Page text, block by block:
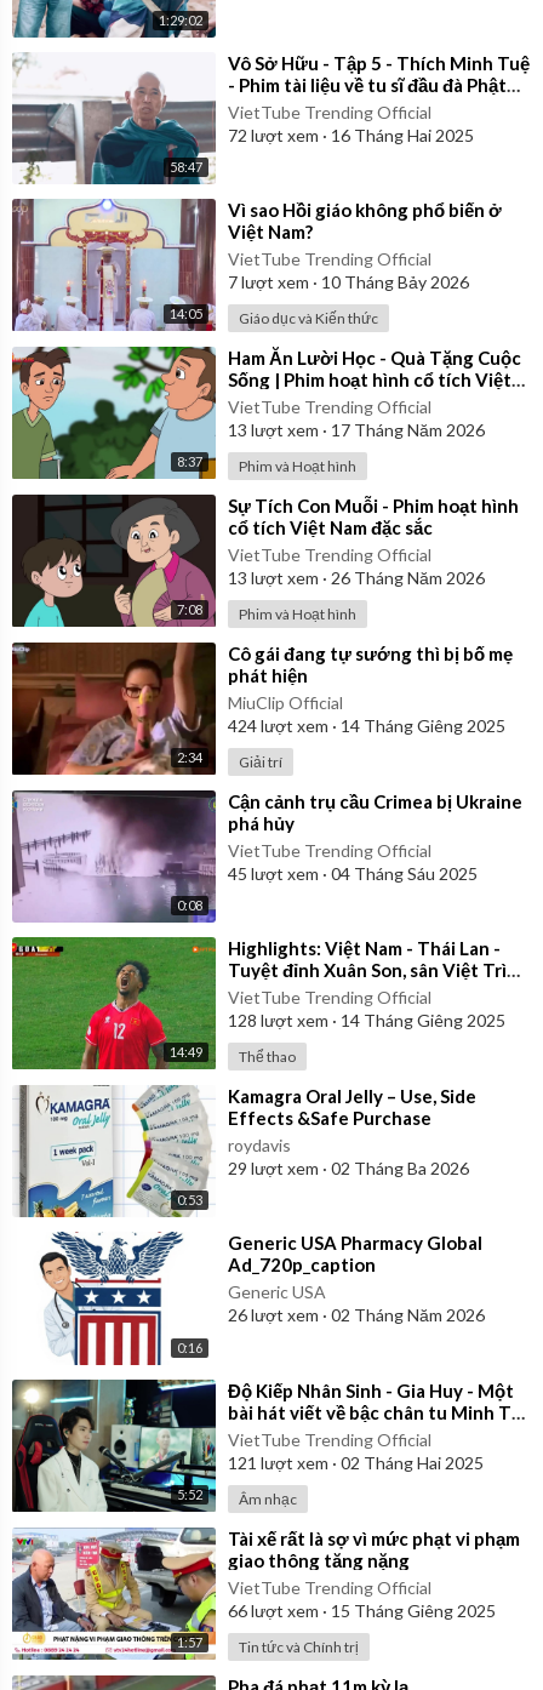
1:29:02
58:47
⁣Vô Sở Hữu - Tập 5 - Thích Minh Tuệ
- Phim tài liệu về tu sĩ đầu đà Phật
giáo Việt Nam
VietTube Trending Official
72 lượt xem · 16 Tháng Hai 2025
14:05
⁣Vì sao Hồi giáo không phổ biến ở
Việt Nam?
VietTube Trending Official
7lượt xem · 10 Tháng Bảy 2026
Giáo dục và Kiến thức
8:37
⁣Ham Ăn Lười Học - Quà Tặng Cuộc
Sống | Phim hoạt hình cổ tích Việt
Nam
VietTube Trending Official
13 lượt xem · 17 Tháng Năm 2026
Phim và Hoạt hình
7:08
⁣Sự Tích Con Muỗi - Phim hoạt hình
cổ tích Việt Nam đặc sắc
VietTube Trending Official
13 lượt xem · 26 Tháng Năm 2026
Phim và Hoạt hình
2:34
⁣Cô gái đang tự sướng thì bị bố mẹ
phát hiện
MiuClip Official
424lượt xem · 14 Tháng Giêng 2025
Giải trí
0:08
⁣Cận cảnh trụ cầu Crimea bị Ukraine
phá hủy
VietTube Trending Official
45 lượt xem · 04 Tháng Sáu 2025
14:49
⁣Highlights: Việt Nam - Thái Lan -
Tuyệt đỉnh Xuân Son, sân Việt Trì
vỡ òa
VietTube Trending Official
128 lượt xem · 14 Tháng Giêng 2025
Thể thao
0:53
⁣Kamagra Oral Jelly – Use, Side
Effects &Safe Purchase
roydavis
29 lượt xem · 02 Tháng Ba 2026
0:16
⁣Generic USA Pharmacy Global
Ad_720p_caption
Generic USA
26lượt xem · 02 Tháng Năm 2026
5:52
⁣Độ Kiếp Nhân Sinh - Gia Huy - Một
bài hát viết về bậc chân tu Minh Tuệ
| Official Music Video
VietTube Trending Official
121 lượt xem · 02 Tháng Hai 2025
Âm nhạc
1:57
⁣Tài xế rất là sợ vì mức phạt vi phạm
giao thông tăng nặng
VietTube Trending Official
66lượt xem · 15 Tháng Giêng 2025
Tin tức và Chính trị